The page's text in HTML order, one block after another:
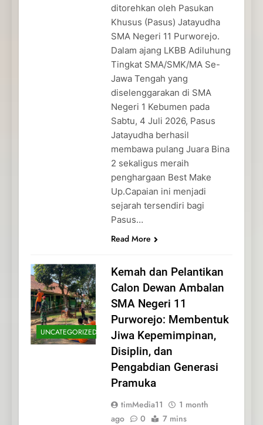
ditorehkan oleh Pasukan
Khusus (Pasus) Jatayudha
SMA Negeri 11 Purworejo.
Dalam ajang LKBB Adiluhung
Tingkat SMA/SMK/MA Se-
Jawa Tengah yang
diselenggarakan di SMA
Negeri 1 Kebumen pada
Sabtu, 4 Juli 2026, Pasus
Jatayudha berhasil
membawa pulang Juara Bina
2 sekaligus meraih
penghargaan Best Make
Up.Capaian ini menjadi
sejarah tersendiri bagi
Pasus…
Read More
UNCATEGORIZED
Kemah dan Pelantikan
Calon Dewan Ambalan
SMA Negeri 11
Purworejo: Membentuk
Jiwa Kepemimpinan,
Disiplin, dan
Pengabdian Generasi
Pramuka
timMedia11
1 month
ago
0 7 mins